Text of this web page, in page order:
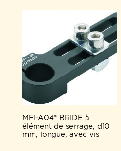
MFI-A04* BRIDE à
élément de serrage, d10
mm, longue, avec vis